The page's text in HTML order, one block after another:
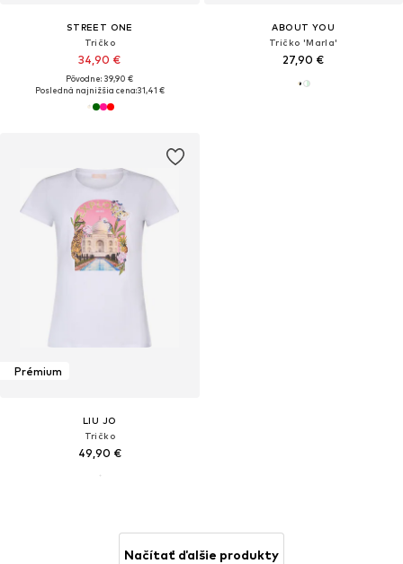
STREET ONE
Tričko
34,90 €
Pôvodne: 39,90 €
Posledná najnižšia cena:31,41 €
ABOUT YOU
Tričko 'Marla'
27,90 €
Prémium
LIU JO
Tričko
49,90 €
Načítať ďalšie produkty